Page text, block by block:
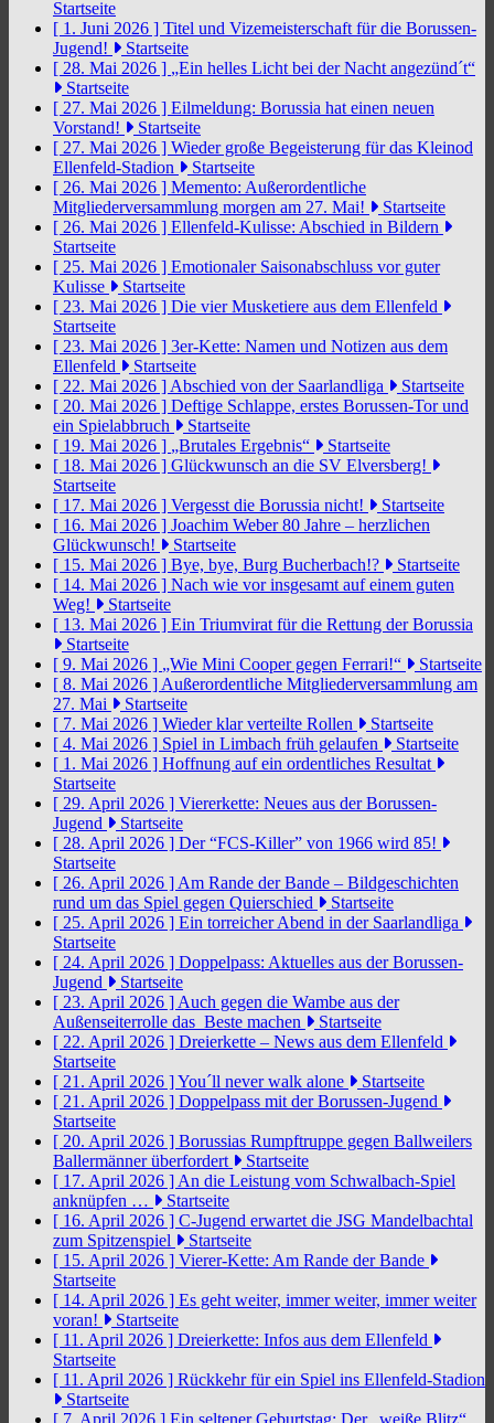
Startseite
[ 1. Juni 2026 ] Titel und Vizemeisterschaft für die Borussen-
Jugend!
Startseite
[ 28. Mai 2026 ] „Ein helles Licht bei der Nacht angezünd´t“
Startseite
[ 27. Mai 2026 ] Eilmeldung: Borussia hat einen neuen
Vorstand!
Startseite
[ 27. Mai 2026 ] Wieder große Begeisterung für das Kleinod
Ellenfeld-Stadion
Startseite
[ 26. Mai 2026 ] Memento: Außerordentliche
Mitgliederversammlung morgen am 27. Mai!
Startseite
[ 26. Mai 2026 ] Ellenfeld-Kulisse: Abschied in Bildern
Startseite
[ 25. Mai 2026 ] Emotionaler Saisonabschluss vor guter
Kulisse
Startseite
[ 23. Mai 2026 ] Die vier Musketiere aus dem Ellenfeld
Startseite
[ 23. Mai 2026 ] 3er-Kette: Namen und Notizen aus dem
Ellenfeld
Startseite
[ 22. Mai 2026 ] Abschied von der Saarlandliga
Startseite
[ 20. Mai 2026 ] Deftige Schlappe, erstes Borussen-Tor und
ein Spielabbruch
Startseite
[ 19. Mai 2026 ] „Brutales Ergebnis“
Startseite
[ 18. Mai 2026 ] Glückwunsch an die SV Elversberg!
Startseite
[ 17. Mai 2026 ] Vergesst die Borussia nicht!
Startseite
[ 16. Mai 2026 ] Joachim Weber 80 Jahre – herzlichen
Glückwunsch!
Startseite
[ 15. Mai 2026 ] Bye, bye, Burg Bucherbach!?
Startseite
[ 14. Mai 2026 ] Nach wie vor insgesamt auf einem guten
Weg!
Startseite
[ 13. Mai 2026 ] Ein Triumvirat für die Rettung der Borussia
Startseite
[ 9. Mai 2026 ] „Wie Mini Cooper gegen Ferrari!“
Startseite
[ 8. Mai 2026 ] Außerordentliche Mitgliederversammlung am
27. Mai
Startseite
[ 7. Mai 2026 ] Wieder klar verteilte Rollen
Startseite
[ 4. Mai 2026 ] Spiel in Limbach früh gelaufen
Startseite
[ 1. Mai 2026 ] Hoffnung auf ein ordentliches Resultat
Startseite
[ 29. April 2026 ] Viererkette: Neues aus der Borussen-
Jugend
Startseite
[ 28. April 2026 ] Der “FCS-Killer” von 1966 wird 85!
Startseite
[ 26. April 2026 ] Am Rande der Bande – Bildgeschichten
rund um das Spiel gegen Quierschied
Startseite
[ 25. April 2026 ] Ein torreicher Abend in der Saarlandliga
Startseite
[ 24. April 2026 ] Doppelpass: Aktuelles aus der Borussen-
Jugend
Startseite
[ 23. April 2026 ] Auch gegen die Wambe aus der
Außenseiterrolle das Beste machen
Startseite
[ 22. April 2026 ] Dreierkette – News aus dem Ellenfeld
Startseite
[ 21. April 2026 ]You´ll never walk alone
Startseite
[ 21. April 2026 ] Doppelpass mit der Borussen-Jugend
Startseite
[ 20. April 2026 ] Borussias Rumpftruppe gegen Ballweilers
Ballermänner überfordert
Startseite
[ 17. April 2026 ] An die Leistung vom Schwalbach-Spiel
anknüpfen …
Startseite
[ 16. April 2026 ] C-Jugend erwartet die JSG Mandelbachtal
zum Spitzenspiel
Startseite
[ 15. April 2026 ] Vierer-Kette: Am Rande der Bande
Startseite
[ 14. April 2026 ] Es geht weiter, immer weiter, immer weiter
voran!
Startseite
[ 11. April 2026 ] Dreierkette: Infos aus dem Ellenfeld
Startseite
[ 11. April 2026 ] Rückkehr für ein Spiel ins Ellenfeld-Stadion
Startseite
[ 7. April 2026 ] Ein seltener Geburtstag: Der „weiße Blitz“